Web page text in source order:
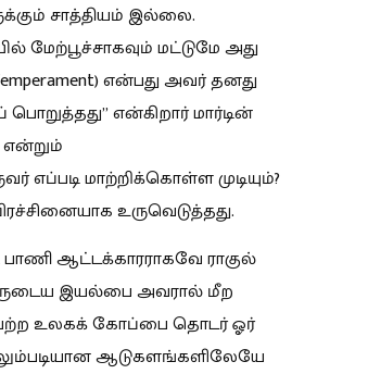
சாத்தியம் இல்லை.
மட்டுமே அது
என்பது அவர் தனது
என்கிறார் மார்டின்
எப்படி மாற்றிக்கொள்ள முடியும்?
உருவெடுத்தது.
ஆட்டக்காரராகவே ராகுல்
இயல்பை அவரால் மீற
உலகக் கோப்பை தொடர் ஓர்
ஆடுகளங்களிலேயே